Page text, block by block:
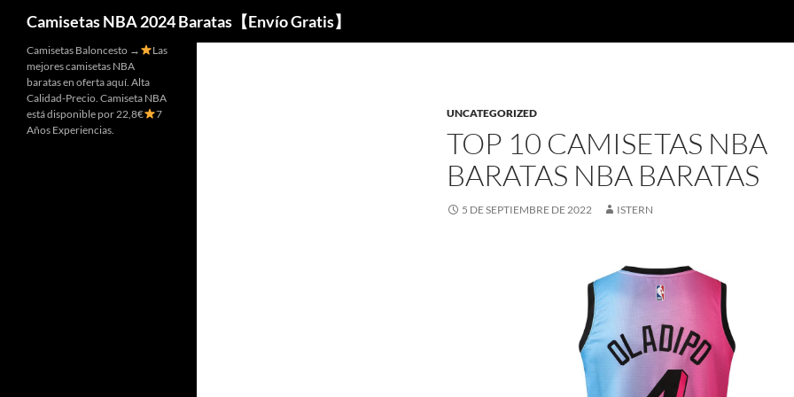
Camisetas NBA 2024 Baratas【Envío Gratis】
UNCATEGORIZED
TOP 10 CAMISETAS NBA
BARATAS NBA BARATAS
5 DE SEPTIEMBRE DE 2022 ISTERN
Camisetas Baloncesto →
Las
mejores camisetas NBA
baratas en oferta aquí. Alta
Calidad-Precio. Camiseta NBA
está disponible por 22,8€
7
Años Experiencias.